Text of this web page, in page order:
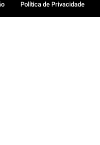
Política de Privacidade